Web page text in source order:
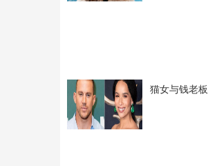
猫女与钱老